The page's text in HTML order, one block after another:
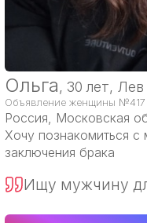
Ольга, 30 лет, Лев
Объявление женщины №417
Россия, Московская
Хочу познакомиться
заключения брака
Ищу мужчину